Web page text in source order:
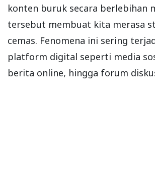
konten buruk secara berlebihan
tersebut membuat kita merasa
cemas. Fenomena ini sering
platform digital seperti media
berita online, hingga forum